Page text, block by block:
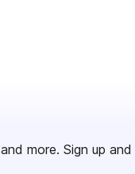
and more. Sign up and